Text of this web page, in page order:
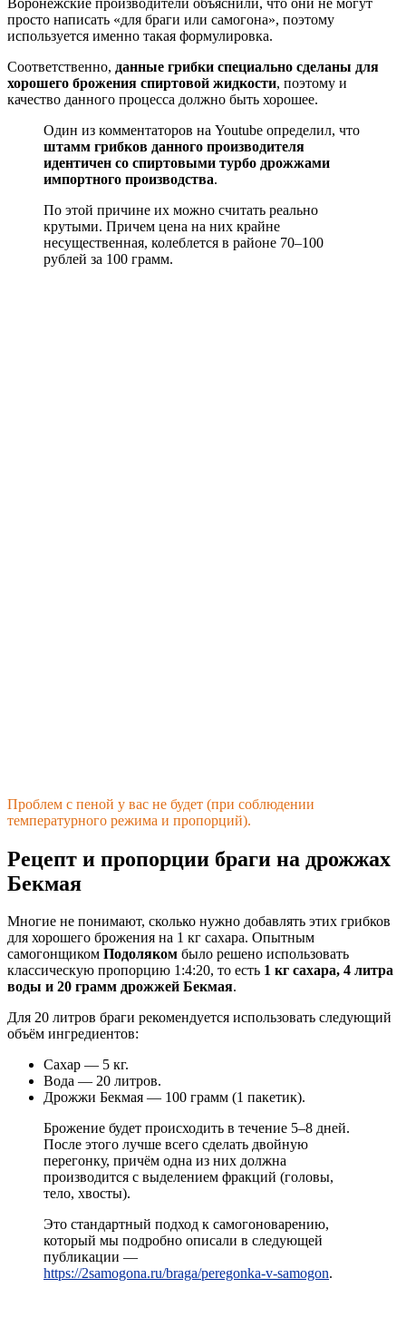
просто написать «для браги или самогона», поэтому
используется именно такая формулировка.
Соответственно, данные грибки специально сделаны для
хорошего брожения спиртовой жидкости, поэтому и
качество данного процесса должно быть хорошее.
Один из комментаторов на Youtube определил, что
штамм грибков данного производителя
идентичен со спиртовыми турбо дрожжами
импортного производства.
По этой причине их можно считать реально
крутыми. Причем цена на них крайне
несущественная, колеблется в районе 70–100
рублей за 100 грамм.
Проблем с пеной у вас не будет (при соблюдении
температурного режима и пропорций).
Рецепт и пропорции браги на дрожжах
Бекмая
Многие не понимают, сколько нужно добавлять этих грибков
для хорошего брожения на 1 кг сахара. Опытным
самогонщиком Подоляком было решено использовать
классическую пропорцию 1:4:20, то есть 1 кг сахара, 4 литра
воды и 20 грамм дрожжей Бекмая.
Для 20 литров браги рекомендуется использовать следующий
объём ингредиентов:
Сахар — 5 кг.
Вода — 20 литров.
Дрожжи Бекмая — 100 грамм (1 пакетик).
Брожение будет происходить в течение 5–8 дней.
После этого лучше всего сделать двойную
перегонку, причём одна из них должна
производится с выделением фракций (головы,
тело, хвосты).
Это стандартный подход к самогоноварению,
который мы подробно описали в следующей
публикации —
https://2samogona.ru/braga/peregonka-v-samogon.